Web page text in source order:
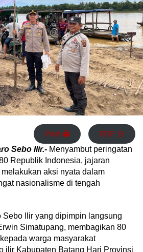
Print 🖨 PDF 📄
Sebo Ilir.- Menyambut peringatan
Republik Indonesia, jajaran
aksi nyata dalam
nasionalisme di tengah
Sebo Ilir yang dipimpin langsung
Simatupang, membagikan 80
warga masyarakat
ilir Kabupaten Batang Hari Provinsi